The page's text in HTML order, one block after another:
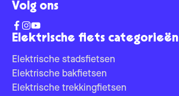
Elektrische fiets categorieën
Elektrische stadsfietsen
Elektrische bakfietsen
Elektrische trekkingfietsen
Volg ons